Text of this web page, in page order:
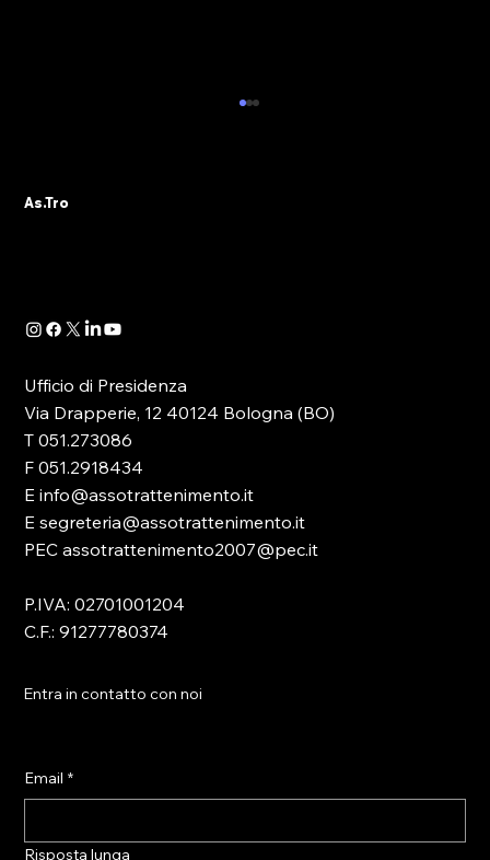
As.Tro – Confindustria SIT augurano a tutti gli
As.Tro
Ufficio di Presidenza
Via Drapperie, 12 40124 Bologna (BO)
T 051.273086
F 051.2918434
E info@assotrattenimento.it
E segreteria@assotrattenimento.it
PEC assotrattenimento2007@pec.it
P.IVA: 02701001204
C.F.: 91277780374
Entra in contatto con noi
Email *
Risposta lunga